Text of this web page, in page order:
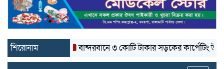
শিরোনাম বান্দরবানে ৩ কোটি টাকার সড়কের কার্পেটিং উঠে যাচ্ছে